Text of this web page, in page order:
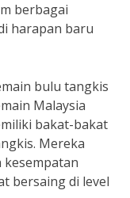
berbagai
harapan baru
bulu tangkis
Malaysia
bakat-bakat
Mereka
bersaing di level